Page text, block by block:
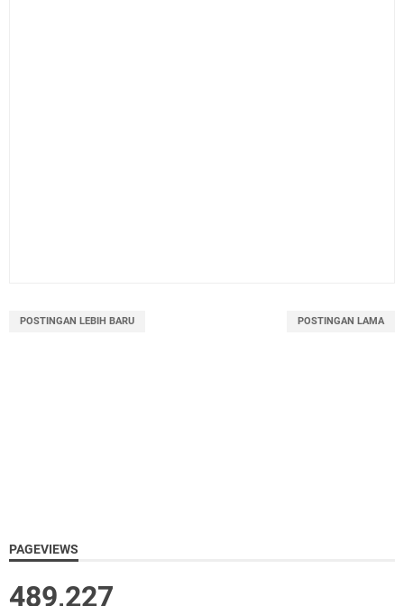
POSTINGAN LEBIH BARU POSTINGAN LAMA
PAGEVIEWS
489,227